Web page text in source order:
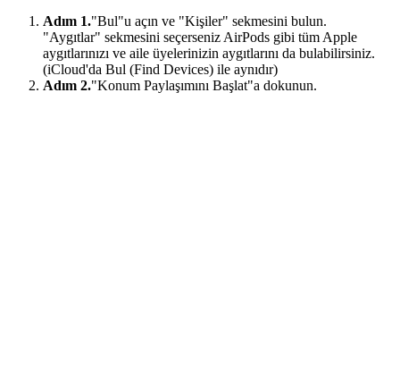
Adım 1."Bul"u açın ve "Kişiler" sekmesini bulun.
"Aygıtlar" sekmesini seçerseniz AirPods gibi tüm Apple
aygıtlarınızı ve aile üyelerinizin aygıtlarını da bulabilirsiniz.
(iCloud'da Bul (Find Devices) ile aynıdır)
Adım 2."Konum Paylaşımını Başlat"a dokunun.